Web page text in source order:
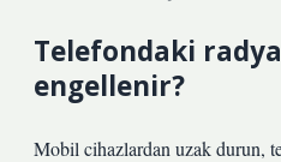
Telefondaki
engellenir?
Mobil cihazlardan uzak durun,